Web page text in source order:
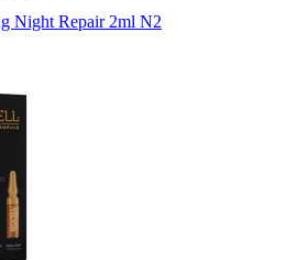
Night Repair 2ml N2